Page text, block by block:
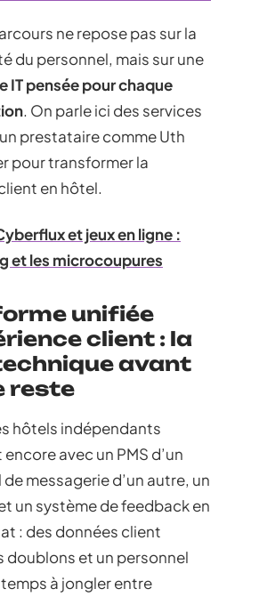
ne repose pas sur la
du personnel, mais sur une
IT pensée pour chaque
. On parle ici des services
prestataire comme Uth
pour transformer la
en hôtel.
et jeux en ligne :
et les microcoupures
unifiée
client : la
avant
reste
hôtels indépendants
avec un PMS d’un
messagerie d’un autre, un
un système de feedback en
: des données client
doublons et un personnel
à jongler entre